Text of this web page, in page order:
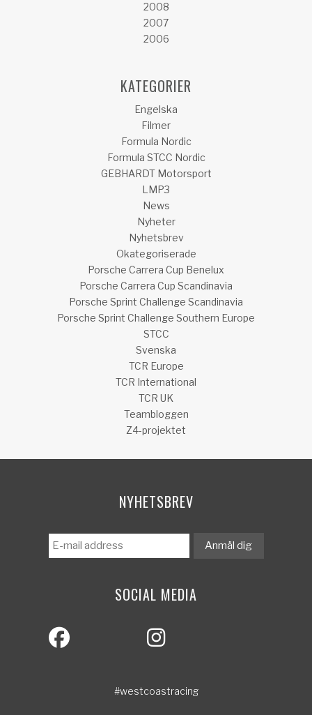
2008
2007
2006
KATEGORIER
Engelska
Filmer
Formula Nordic
Formula STCC Nordic
GEBHARDT Motorsport
LMP3
News
Nyheter
Nyhetsbrev
Okategoriserade
Porsche Carrera Cup Benelux
Porsche Carrera Cup Scandinavia
Porsche Sprint Challenge Scandinavia
Porsche Sprint Challenge Southern Europe
STCC
Svenska
TCR Europe
TCR International
TCR UK
Teambloggen
Z4-projektet
NYHETSBREV
SOCIAL MEDIA
#westcoastracing